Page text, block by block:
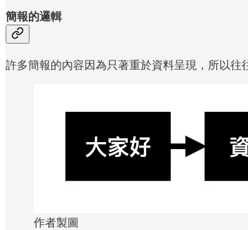
簡報的邏輯
許多簡報的內容因為只著重於資料呈現，所以往
作者製圖